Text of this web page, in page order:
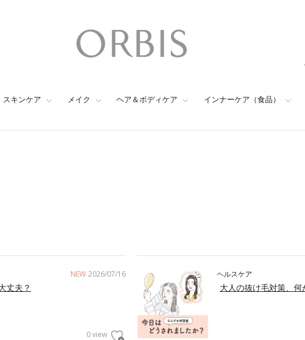
スキンケア メイク ヘア＆ボディケア インナーケア（食品）
NEW 2026/07/16
丈夫？
0 view
ヘルスケア
大人の抜け毛対策、何